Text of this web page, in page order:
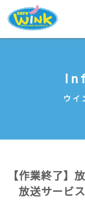
ウイ
【作業終了】
放送サービ